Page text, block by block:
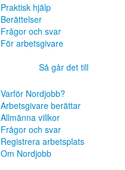
Praktisk hjälp
Berättelser
Frågor och svar
För arbetsgivare
Så går det till
Varför Nordjobb?
Arbetsgivare berättar
Allmänna villkor
Frågor och svar
Registrera arbetsplats
Om Nordjobb